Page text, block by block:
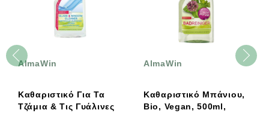
AlmaWin
Καθαριστικό Για Τα
Τζάμια & Τις Γυάλινες
AlmaWin
Καθαριστικό Μπάνιου,
Bio, Vegan, 500ml,